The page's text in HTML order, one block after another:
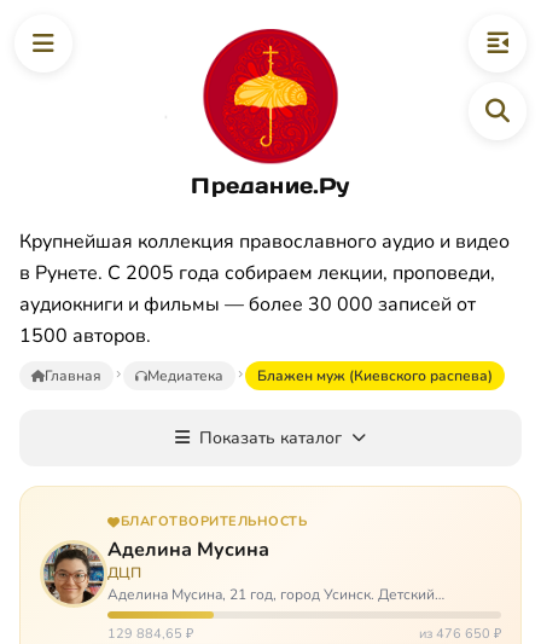
Предание.Ру
Крупнейшая коллекция православного аудио и видео
в Рунете. С 2005 года собираем лекции, проповеди,
аудиокниги и фильмы — более 30 000 записей от
1500 авторов.
Главная Медиатека Блажен муж (Киевского распева)
Показать каталог
БЛАГОТВОРИТЕЛЬНОСТЬ
Аделина Мусина
ДЦП
Аделина Мусина, 21 год, город Усинск. Детский
церебральный паралич, передвигается на ходунках или
коляске. Аделине требуется помощь, чтобы ноги
129 884,65 ₽ из 476 650 ₽